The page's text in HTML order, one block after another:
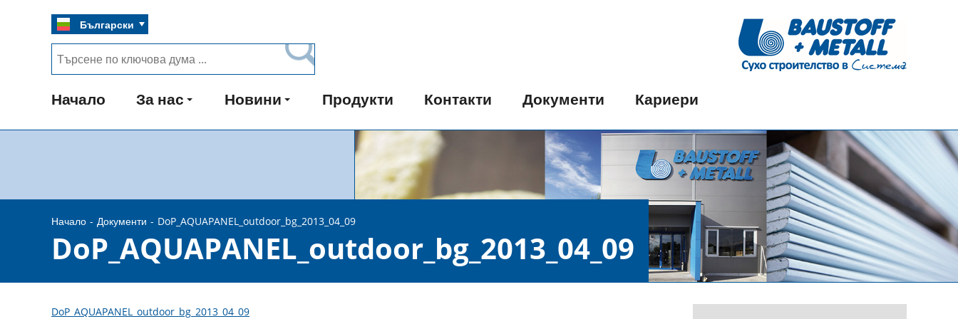
Български
Начало За нас Новини Продукти Контакти Документи Кариери
Начало Документи DoP_AQUAPANEL_outdoor_bg_2013_04_09
DoP_AQUAPANEL_outdoor_bg_2013_04_09
DoP_AQUAPANEL_outdoor_bg_2013_04_09